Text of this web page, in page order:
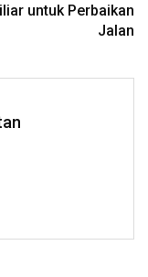
untuk Perbaikan
Jalan